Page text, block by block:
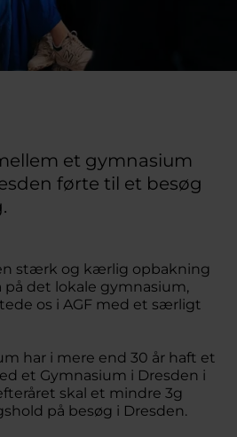
et gymnasium
førte til et besøg
stærk og kærlig opbakning
på det lokale gymnasium,
os i AGF med et særligt
har i mere end 30 år haft et
et Gymnasium i Dresden i
skal et mindre 3g
på besøg i Dresden.